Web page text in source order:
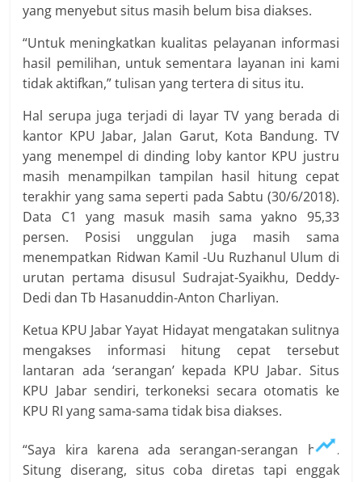
yang menyebut situs masih belum bisa diakses.
“Untuk meningkatkan kualitas pelayanan informasi
hasil pemilihan, untuk sementara layanan ini kami
tidak aktifkan,” tulisan yang tertera di situs itu.
Hal serupa juga terjadi di layar TV yang berada di
kantor KPU Jabar, Jalan Garut, Kota Bandung. TV
yang menempel di dinding loby kantor KPU justru
masih menampilkan tampilan hasil hitung cepat
terakhir yang sama seperti pada Sabtu (30/6/2018).
Data C1 yang masuk masih sama yakno 95,33
persen. Posisi unggulan juga masih sama
menempatkan Ridwan Kamil -Uu Ruzhanul Ulum di
urutan pertama disusul Sudrajat-Syaikhu, Deddy-
Dedi dan Tb Hasanuddin-Anton Charliyan.
Ketua KPU Jabar Yayat Hidayat mengatakan sulitnya
mengakses informasi hitung cepat tersebut
lantaran ada ‘serangan’ kepada KPU Jabar. Situs
KPU Jabar sendiri, terkoneksi secara otomatis ke
KPU RI yang sama-sama tidak bisa diakses.
“Saya kira karena ada serangan-serangan hack.
Situng diserang, situs coba diretas tapi enggak